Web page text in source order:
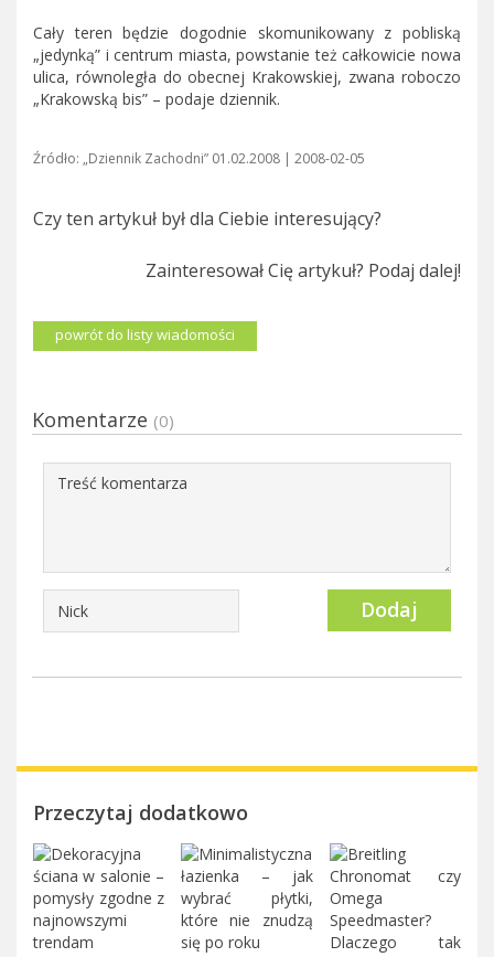
Cały teren będzie dogodnie skomunikowany z pobliską
„jedynką” i centrum miasta, powstanie też całkowicie nowa
ulica, równoległa do obecnej Krakowskiej, zwana roboczo
„Krakowską bis” – podaje dziennik.
Źródło: „Dziennik Zachodni” 01.02.2008 | 2008-02-05
Czy ten artykuł był dla Ciebie interesujący?
Zainteresował Cię artykuł? Podaj dalej!
powrót do listy wiadomości
Komentarze (0)
Dodaj
Przeczytaj dodatkowo